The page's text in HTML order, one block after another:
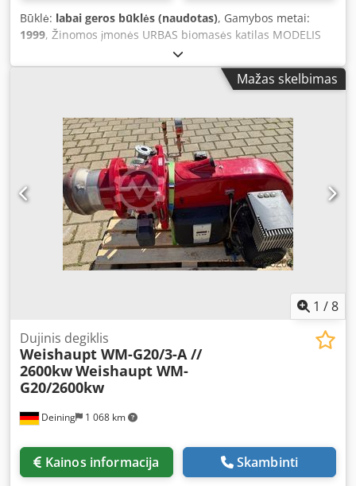
energijos sąnaudos: apie 5 kW * CE atitiktis * Atitikties
vertinimą atliko TÜV NORD Esama sistemos konfigūracija
leidžia ateityje padidinti šildymo galią, nes sumontuoti
komponentai tinkami darbui ir su didesnės galios katilais.
Katilinė lengvai transportuojama ir greitai įrengiama
paruošta darbui. Katilinė aprūpinta automatine dujine
gaisro gesinimo sistema, kuri užtikrina papildomą
elektroninės ir technologinės įrangos apsaugą. Sistema
veikianti ir pasiruošusi naudojimui. Pagal susitarimą
galimas jos demontavimas prieš parduodant, atitinkamai
sumažinant objekto kainą. Galima apžiūra Rygoje iš anksto
susitarus.
Būklė: labai geros būklės (naudotas), Gamybos metai:
1999, Žinomos įmonės URBAS biomasės katilas MODELIS
UR-FRR-4500 Biomasės katilas, kurio šiluminė galia – 4500
kW Skirtas biomasės, žievės, medienos atliekų ir pjuvenų
deginimui. Credpszlgptefx Af Hsf Pilna siurblių ir vožtuvų
sezono pabaigos.
Mažas skelbimas
1 /8
Deining 1 068 km
Dujinis degiklis
Weishaupt WM-G20/3-A //
2600kwWeishaupt WM-
G20/2600kw
Kainos informacija Skambinti